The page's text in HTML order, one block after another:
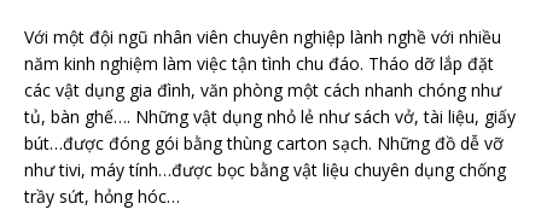
Với một đội ngũ nhân viên chuyên nghiệp lành nghề với nhiều
năm kinh nghiệm làm việc tận tình chu đáo. Tháo dỡ lắp đặt
các vật dụng gia đình, văn phòng một cách nhanh chóng như
tủ, bàn ghế…. Những vật dụng nhỏ lẻ như sách vở, tài liệu, giấy
bút…được đóng gói bằng thùng carton sạch. Những đồ dễ vỡ
như tivi, máy tính…được bọc bằng vật liệu chuyên dụng chống
trầy sứt, hỏng hóc…